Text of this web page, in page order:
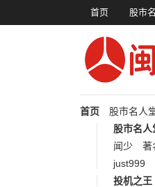
首页 股市
首页 股市名人
股市名人
闻少
著
just999
投机之王